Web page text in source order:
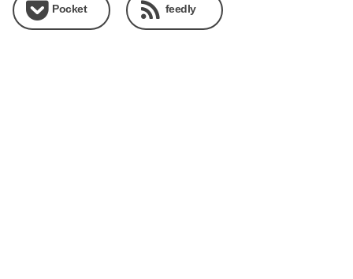
Pocket feedly